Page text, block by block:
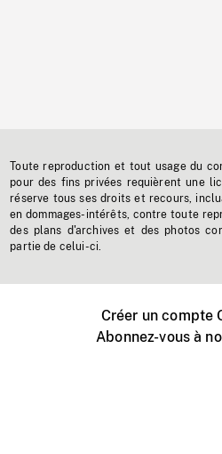
Toute reproduction et tout usage du
pour des fins privées requièrent une
réserve tous ses droits et recours,
en dommages-intérêts, contre toute
des plans d'archives et des photos
partie de celui-ci.
Créer un compte
Abonnez-vous à